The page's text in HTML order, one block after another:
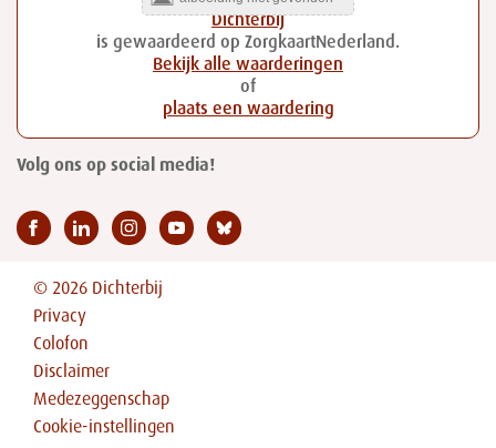
Dichterbij
is gewaardeerd op ZorgkaartNederland.
Bekijk alle waarderingen
of
plaats een waardering
Volg ons op social media!
© 2026 Dichterbij
Privacy
Colofon
Disclaimer
Medezeggenschap
Cookie-instellingen